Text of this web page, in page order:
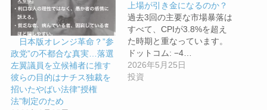
日本版オレンジ革命？”参
政党”の不都合な真実…落選
左翼議員を立候補者に推す
彼らの目的はナチス独裁を
招いたやばい法律”授権
法”制定のため
上場が引き金になるのか？
過去3回の主要な市場暴落は
すべて、CPIが3.8%を超え
た時期と重なっています。
ドットコム: −4…
2026年5月25日
投資